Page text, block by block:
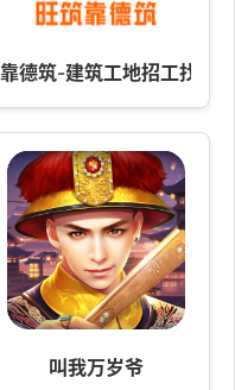
靠德筑-建筑工地招工找活
叫我万岁爷